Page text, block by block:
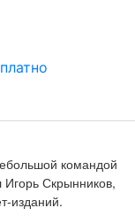
командой
Скрынников,
изданий.